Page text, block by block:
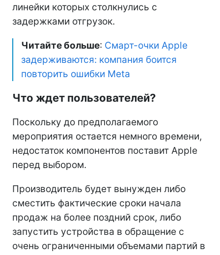
линейки которых столкнулись с
задержками отгрузок.
Читайте больше: Смарт-очки Apple
задерживаются: компания боится
повторить ошибки Meta
Что ждет пользователей?
Поскольку до предполагаемого
мероприятия остается немного времени,
недостаток компонентов поставит Apple
перед выбором.
Производитель будет вынужден либо
сместить фактические сроки начала
продаж на более поздний срок, либо
запустить устройства в обращение с
очень ограниченными объемами партий в